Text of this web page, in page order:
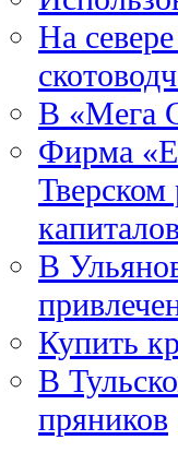
На
В «Мега
Фирма
Тверском
В
Купить
В
пряников